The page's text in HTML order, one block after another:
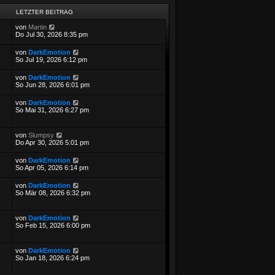
LETZTER BEITRAG
von Martin
Do Jul 30, 2026 8:35 pm
von DarkEmotion
So Jul 19, 2026 6:12 pm
von DarkEmotion
So Jun 28, 2026 6:01 pm
von DarkEmotion
So Mai 31, 2026 6:27 pm
von Slumpsy
Do Apr 30, 2026 5:01 pm
von DarkEmotion
So Apr 05, 2026 6:14 pm
von DarkEmotion
So Mär 08, 2026 6:32 pm
von DarkEmotion
So Feb 15, 2026 6:00 pm
von DarkEmotion
So Jan 18, 2026 6:24 pm